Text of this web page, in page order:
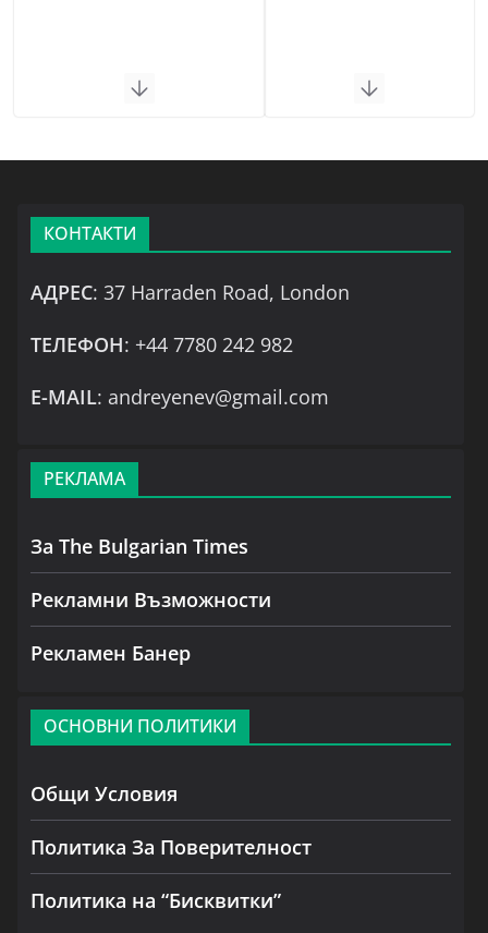
КОНТАКТИ
АДРЕС: 37 Harraden Road, London
ТЕЛЕФОН: +44 7780 242 982
Е-MAIL: andreyenev@gmail.com
РЕКЛАМА
За The Bulgarian Times
Рекламни Възможности
Рекламен Банер
ОСНОВНИ ПОЛИТИКИ
Общи Условия
Политика За Поверителност
Политика на “Бисквитки”